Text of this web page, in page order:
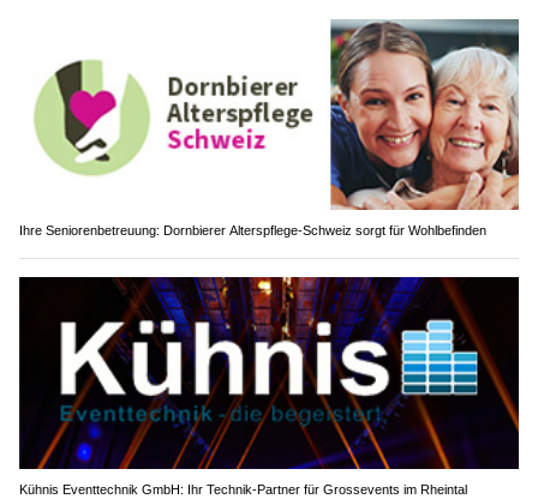
Ihre Seniorenbetreuung: Dornbierer Alterspflege-Schweiz sorgt für Wohlbefinden
Kühnis Eventtechnik GmbH: Ihr Technik-Partner für Grossevents im Rheintal